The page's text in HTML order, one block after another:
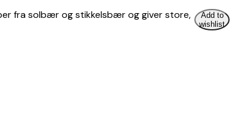
Add to
wishlist
fra solbær og stikkelsbær og giver store,